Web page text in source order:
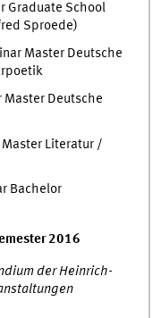
Graduate School
Sproede)
Master Deutsche
Master Deutsche
Master Literatur /
Bachelor
2016
der Heinrich-